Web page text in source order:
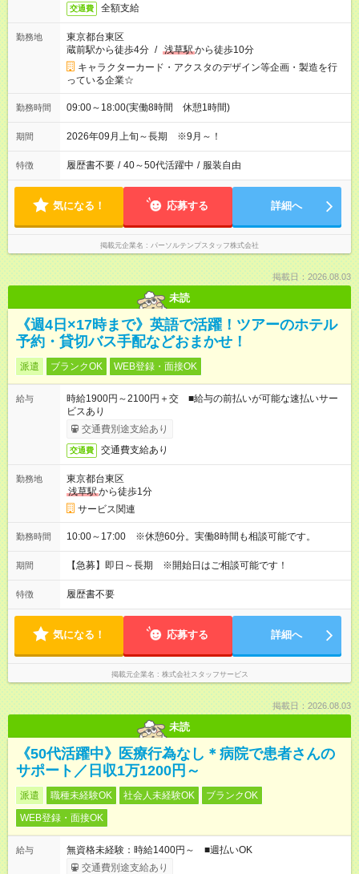
交通費 全額支給
勤務地
東京都台東区
蔵前駅から徒歩4分 / 浅草駅から徒歩10分
キャラクターカード・アクスタのデザイン等企画・製造を行
っている企業☆
勤務時間 09:00～18:00(実働8時間 休憩1時間)
期間 2026年09月上旬～長期 ※9月～！
特徴 履歴書不要 / 40～50代活躍中 / 服装自由
気になる！ 応募する 詳細へ
掲載元企業名 パーソルテンプスタッフ株式会社
掲載日：2026.08.03
未読
《週4日×17時まで》英語で活躍！ツアーのホテル
予約・貸切バス手配などおまかせ！
派遣 ブランクOK WEB登録・面接OK
給与
時給1900円～2100円＋交 ■給与の前払いが可能な速払いサー
ビスあり
交通費別途支給あり
交通費 交通費支給あり
勤務地
東京都台東区
浅草駅から徒歩1分
サービス関連
勤務時間 10:00～17:00 ※休憩60分。実働8時間も相談可能です。
期間 【急募】即日～長期 ※開始日はご相談可能です！
特徴 履歴書不要
気になる！ 応募する 詳細へ
掲載元企業名 株式会社スタッフサービス
掲載日：2026.08.03
未読
《50代活躍中》医療行為なし＊病院で患者さんの
サポート／日収1万1200円～
派遣 職種未経験OK 社会人未経験OK
ブランクOK
WEB登録・面接OK
給与
無資格未経験：時給1400円～ ■週払いOK
交通費別途支給あり